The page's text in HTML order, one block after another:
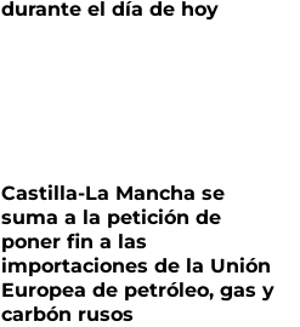
durante el día de hoy
Castilla-La Mancha se
suma a la petición de
poner fin a las
importaciones de la Unión
Europea de petróleo, gas y
carbón rusos